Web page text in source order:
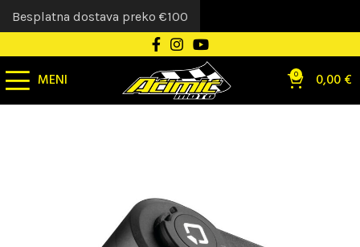
MENI 0 0,00€
Besplatna dostava preko €100